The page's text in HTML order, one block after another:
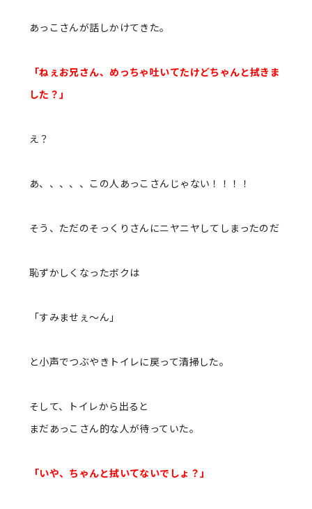
あっこさんが話しかけてきた。
「ねぇお兄さん、めっちゃ吐いてたけどちゃんと拭きま
した？」
え？
あ、、、、、この人あっこさんじゃない！！！！
そう、ただのそっくりさんにニヤニヤしてしまったのだ
恥ずかしくなったボクは
「すみませぇ〜ん」
と小声でつぶやきトイレに戻って清掃した。
そして、トイレから出ると
まだあっこさん的な人が待っていた。
「いや、ちゃんと拭いてないでしょ？」